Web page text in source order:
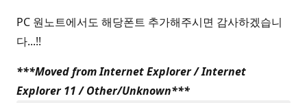
PC 원노트에서도 해당폰트 추가해주시면 감사하겠습니
다...!!
***Moved from Internet Explorer / Internet
Explorer 11 / Other/Unknown***